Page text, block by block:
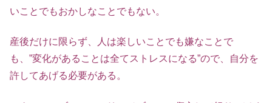
いことでもおかしなことでもない。
産後だけに限らず、人は楽しいことでも嫌なことで
も、”変化があることは全てストレスになる”ので、自分を
許してあげる必要がある。